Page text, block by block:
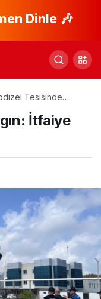
Dinle 🎶
Tesisinde
İtfaiye
Paylaş